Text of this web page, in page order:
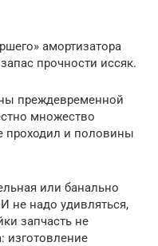
амортизатора
прочности иссяк.
преждевременной
множество
проходил и половины
или банально
не надо удивляться,
запчасть не
изготовление